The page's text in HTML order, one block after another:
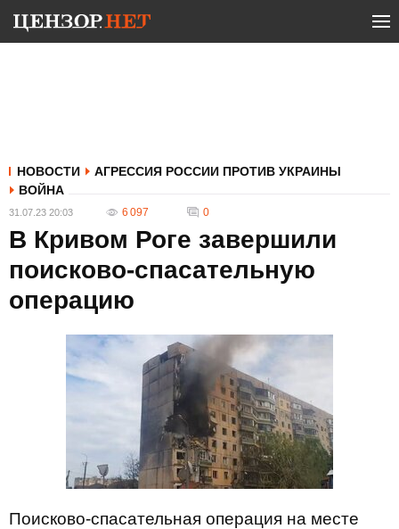
НОВОСТИ
АГРЕССИЯ РОССИИ ПРОТИВ УКРАИНЫ
ВОЙНА
31.07.23 20:03 6 097 0
В Кривом Роге завершили
поисково-спасательную
операцию
Поисково-спасательная операция на месте